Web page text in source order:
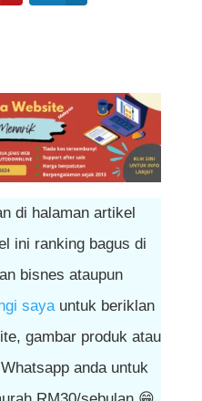
di halaman artikel
ini ranking bagus di
bisnes ataupun
sayauntuk beriklan
gambar produk atau
anda untuk